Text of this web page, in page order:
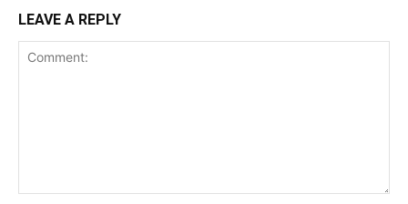
LEAVE A REPLY